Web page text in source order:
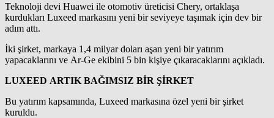
Teknoloji devi Huawei ile otomotiv üreticisi Chery, ortaklaşa
kurdukları Luxeed markasını yeni bir seviyeye taşımak için dev bir
adım attı.
İki şirket, markaya 1,4 milyar doları aşan yeni bir yatırım
yapacaklarını ve Ar-Ge ekibini 5 bin kişiye çıkaracaklarını açıkladı.
LUXEED ARTIK BAĞIMSIZ BİR ŞİRKET
Bu yatırım kapsamında, Luxeed markasına özel yeni bir şirket
kuruldu.